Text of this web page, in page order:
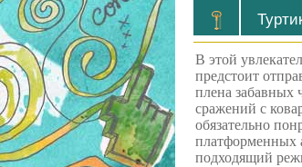
В этой
предстоит
плена забавных
сражений с
обязательно
платформенных
подходящий